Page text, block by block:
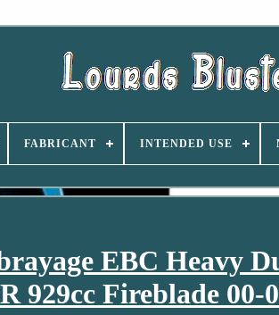
FABRICANT INTENDED USE
EBC Heavy
929cc Fireblade 00-